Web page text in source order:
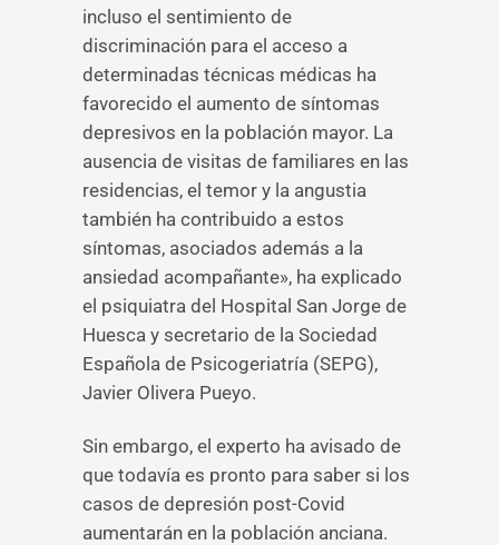
incluso el sentimiento de
discriminación para el acceso a
determinadas técnicas médicas ha
favorecido el aumento de síntomas
depresivos en la población mayor. La
ausencia de visitas de familiares en las
residencias, el temor y la angustia
también ha contribuido a estos
síntomas, asociados además a la
ansiedad acompañante», ha explicado
el psiquiatra del Hospital San Jorge de
Huesca y secretario de la Sociedad
Española de Psicogeriatría (SEPG),
Javier Olivera Pueyo.
Sin embargo, el experto ha avisado de
que todavía es pronto para saber si los
casos de depresión post-Covid
aumentarán en la población anciana.